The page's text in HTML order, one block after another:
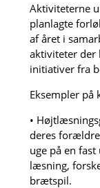
Aktiviteterne
planlagte
af året i
aktiviteter der
initiativer fra
Eksempler på
•
deres
uge på en
læsning,
brætspil.